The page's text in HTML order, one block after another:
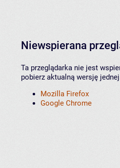
Niewspierana
Ta przeglądarka nie jest
pobierz aktualną wersję
Mozilla Firefox
Google Chrome